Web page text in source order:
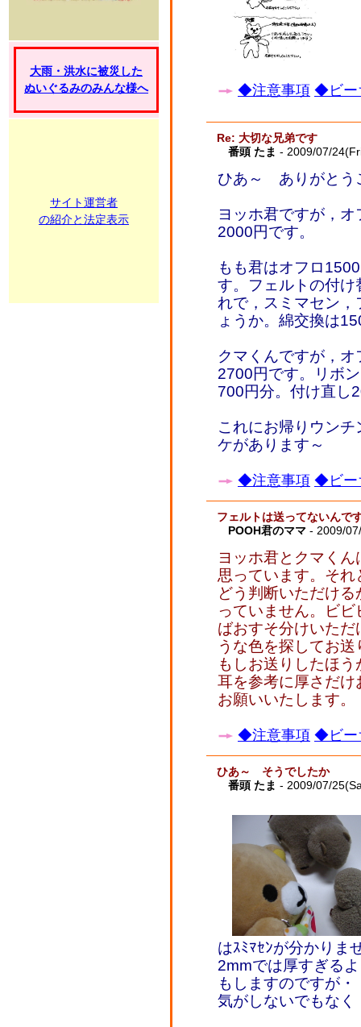
大雨・洪水に被災した
ぬいぐるみのみんな様へ
サイト運営者
の紹介と法定表示
◆注意事項 ◆ビー
Re: 大切な兄弟です
番頭 たま - 2009/07/
ひあ～ ありがとう
ヨッホ君ですが，
2000円です。
もも君はオフロ
す。フェルトの付
れで，スミマセン
ょうか。綿交換は
クマくんですが，
2700円です。リボ
700円分。付け直し
これにお帰りウン
ケがあります～
◆注意事項 ◆ビー
フェルトは送ってないんで
POOH君のママ - 2009/
ヨッホ君とクマく
思っています。そ
どう判断いただけ
っていません。ビ
ばおすそ分けいた
うな色を探してお
もしお送りしたほ
耳を参考に厚さだ
お願いいたします。
◆注意事項 ◆ビー
ひあ～ そうでしたか
番頭 たま - 2009/07/
はｽﾐﾏｾﾝが分かりま
2mmでは厚すぎる
もしますのですが
気がしないでもな